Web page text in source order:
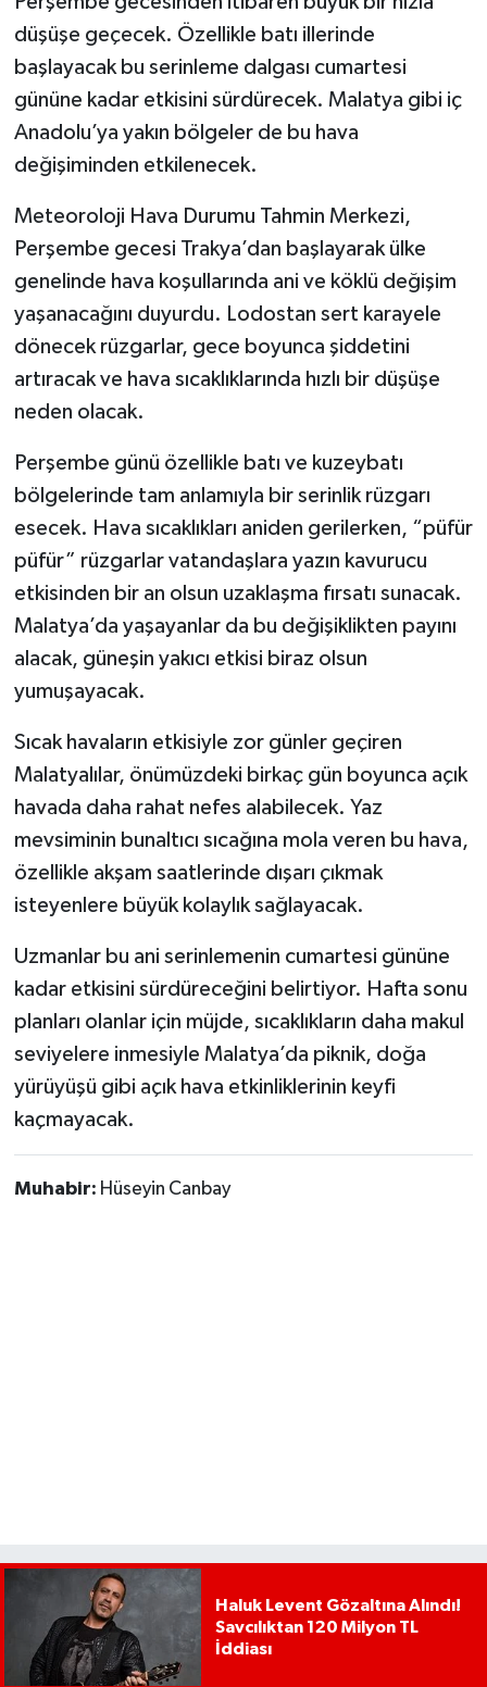
düşüşe geçecek. Özellikle batı illerinde
başlayacak bu serinleme dalgası cumartesi
gününe kadar etkisini sürdürecek. Malatya gibi iç
Anadolu’ya yakın bölgeler de bu hava
değişiminden etkilenecek.
Meteoroloji Hava Durumu Tahmin Merkezi,
Perşembe gecesi Trakya’dan başlayarak ülke
genelinde hava koşullarında ani ve köklü değişim
yaşanacağını duyurdu. Lodostan sert karayele
dönecek rüzgarlar, gece boyunca şiddetini
artıracak ve hava sıcaklıklarında hızlı bir düşüşe
neden olacak.
Perşembe günü özellikle batı ve kuzeybatı
bölgelerinde tam anlamıyla bir serinlik rüzgarı
esecek. Hava sıcaklıkları aniden gerilerken, “püfür
püfür” rüzgarlar vatandaşlara yazın kavurucu
etkisinden bir an olsun uzaklaşma fırsatı sunacak.
Malatya’da yaşayanlar da bu değişiklikten payını
alacak, güneşin yakıcı etkisi biraz olsun
yumuşayacak.
Sıcak havaların etkisiyle zor günler geçiren
Malatyalılar, önümüzdeki birkaç gün boyunca açık
havada daha rahat nefes alabilecek. Yaz
mevsiminin bunaltıcı sıcağına mola veren bu hava,
özellikle akşam saatlerinde dışarı çıkmak
isteyenlere büyük kolaylık sağlayacak.
Uzmanlar bu ani serinlemenin cumartesi gününe
kadar etkisini sürdüreceğini belirtiyor. Hafta sonu
planları olanlar için müjde, sıcaklıkların daha makul
seviyelere inmesiyle Malatya’da piknik, doğa
yürüyüşü gibi açık hava etkinliklerinin keyfi
kaçmayacak.
Muhabir: Hüseyin Canbay
Haluk Levent Gözaltına Alındı!
Savcılıktan 120 Milyon TL
İddiası